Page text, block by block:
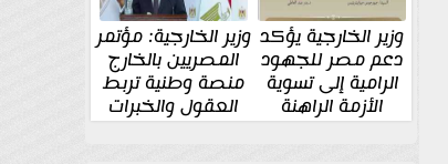
وزير الخارجية يؤكد
دعم مصر للجهود
الرامية إلى تسوية
الأزمة الراهنة
وزير الخارجية: مؤتمر
المصريين بالخارج
منصة وطنية تربط
العقول والخبرات
المصرية بالدولة